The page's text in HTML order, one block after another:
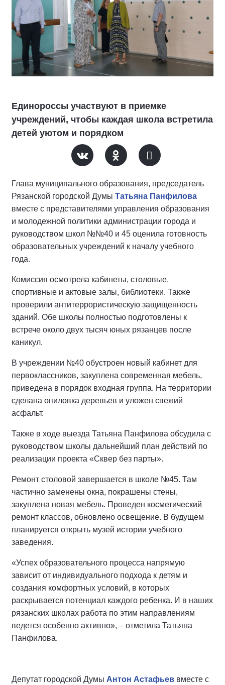
Единороссы участвуют в приемке
учреждений, чтобы каждая школа встретила
детей уютом и порядком
Глава муниципального образования, председатель
Рязанской городской Думы Татьяна Панфилова
вместе с представителями управления образования
и молодежной политики администрации города и
руководством школ №№40 и 45 оценила готовность
образовательных учреждений к началу учебного
года.
Комиссия осмотрела кабинеты, столовые,
спортивные и актовые залы, библиотеки. Также
проверили антитеррористическую защищенность
зданий. Обе школы полностью подготовлены к
встрече около двух тысяч юных рязанцев после
каникул.
В учреждении №40 обустроен новый кабинет для
первоклассников, закуплена современная мебель,
приведена в порядок входная группа. На территории
сделана опиловка деревьев и уложен свежий
асфальт.
Также в ходе выезда Татьяна Панфилова обсудила с
руководством школы дальнейший план действий по
реализации проекта «Сквер без парты».
Ремонт столовой завершается в школе №45. Там
частично заменены окна, покрашены стены,
закуплена новая мебель. Проведен косметический
ремонт классов, обновлено освещение. В будущем
планируется открыть музей истории учебного
заведения.
«Успех образовательного процесса напрямую
зависит от индивидуального подхода к детям и
создания комфортных условий, в которых
раскрывается потенциал каждого ребенка. И в наших
рязанских школах работа по этим направлениям
ведется особенно активно», – отметила Татьяна
Панфилова.
Депутат городской Думы Антон Астафьев вместе с